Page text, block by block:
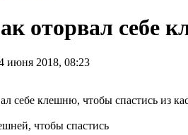
оторвал себе
июня 2018, 08:23
чтобы спастись